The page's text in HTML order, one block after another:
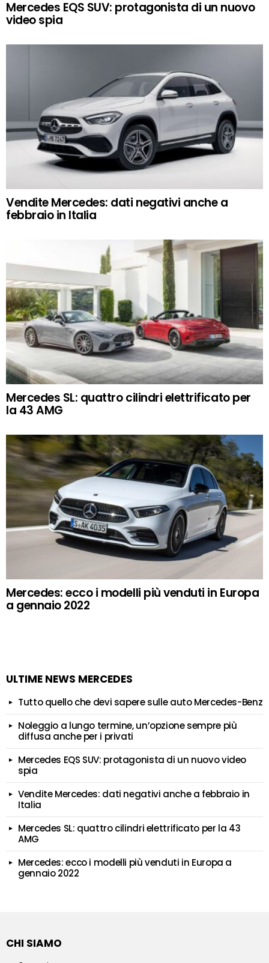
Mercedes EQS SUV: protagonista di un nuovo
video spia
Vendite Mercedes: dati negativi anche a
febbraio in Italia
Mercedes SL: quattro cilindri elettrificato per
la 43 AMG
Mercedes: ecco i modelli più venduti in Europa
a gennaio 2022
ULTIME NEWS MERCEDES
Tutto quello che devi sapere sulle auto Mercedes-Benz
Noleggio a lungo termine, un’opzione sempre più
diffusa anche per i privati
Mercedes EQS SUV: protagonista di un nuovo video
spia
Vendite Mercedes: dati negativi anche a febbraio in
Italia
Mercedes SL: quattro cilindri elettrificato per la 43
AMG
Mercedes: ecco i modelli più venduti in Europa a
gennaio 2022
CHI SIAMO